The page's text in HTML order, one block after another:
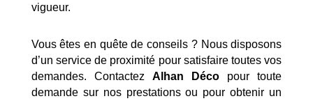
vigueur.
Vous êtes en quête de conseils ? Nous disposons
d’un service de proximité pour satisfaire toutes vos
demandes. Contactez Alhan Déco pour toute
demande sur nos prestations ou pour obtenir un